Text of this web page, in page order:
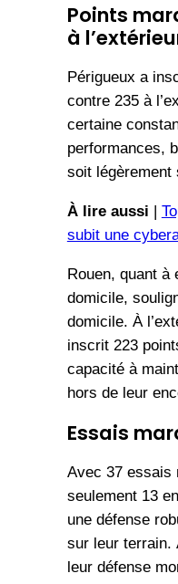
Points
à
Périgueux a
contre 235 à
certaine
performances,
soit légèrement
À lire aussi |
subit une
Rouen, quant à
domicile,
domicile. À
inscrit 223
capacité à
hors de leur
Essais
Avec 37 essais
seulement 13
une défense
sur leur terrain.
leur défense